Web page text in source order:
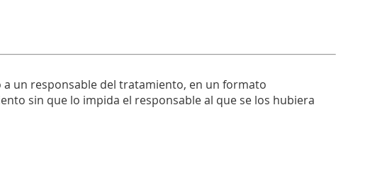
un responsable del tratamiento, en un formato
sin que lo impida el responsable al que se los hubiera